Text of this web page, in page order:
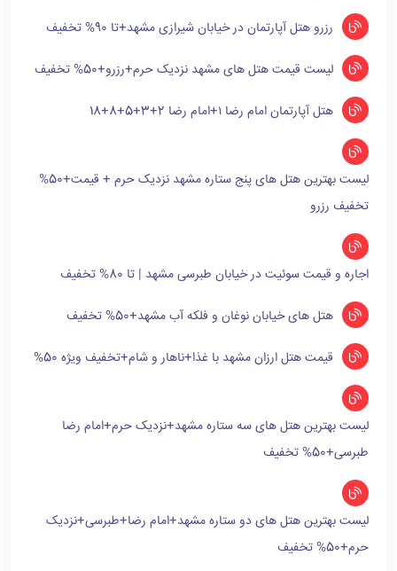
رزرو هتل آپارتمان در خیابان شیرازی مشهد+تا 90% تخفیف
لیست قیمت هتل های مشهد نزدیک حرم+رزرو+50% تخفیف
هتل آپارتمان امام رضا ۱+امام رضا 2+3+5+8+18
لیست بهترین هتل های پنج ستاره مشهد نزدیک حرم + قیمت+50%
تخفیف رزرو
اجاره و قیمت سوئیت در خیابان طبرسی مشهد | تا 80% تخفیف
هتل های خیابان نوغان و فلکه آب مشهد+50% تخفیف
قیمت هتل ارزان مشهد با غذا+ناهار و شام+تخفیف ویژه 50%
لیست بهترین هتل های سه ستاره مشهد+نزدیک حرم+امام رضا
طبرسی+50% تخفیف
لیست بهترین هتل های دو ستاره مشهد+امام رضا+طبرسی+نزدیک
حرم+50% تخفیف